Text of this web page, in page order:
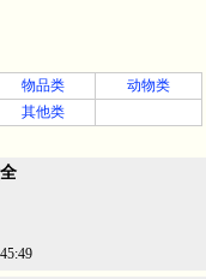
物品类
动物类
其他类